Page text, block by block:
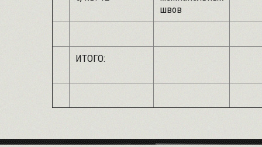
швов
ИТОГО: